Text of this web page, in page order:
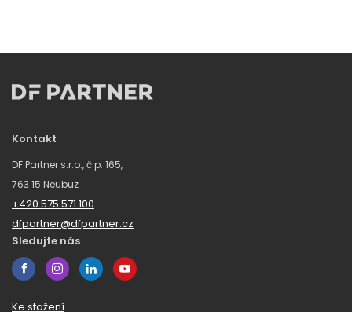
Kontakt
DF Partner s.r.o., č.p. 165,
763 15 Neubuz
+420 575 571 100
dfpartner@dfpartner.cz
Sledujte nás
Ke stažení